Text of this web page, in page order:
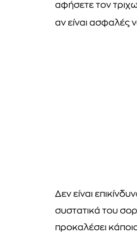
αφήσετε τον
αν είναι ασφαλές
Δεν είναι
συστατικά του
προκαλέσει